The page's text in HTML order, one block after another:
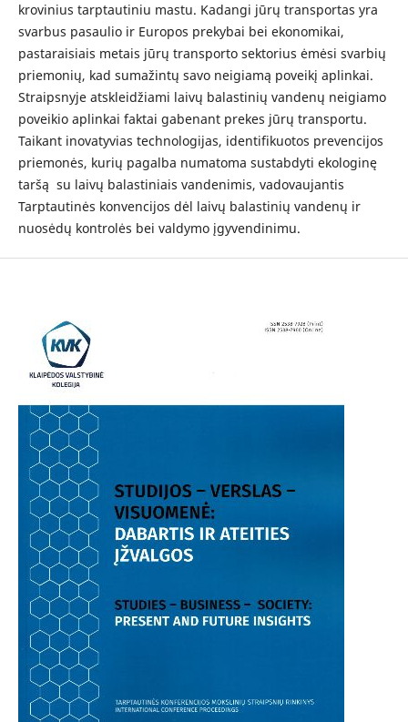
krovinius tarptautiniu mastu. Kadangi jūrų transportas yra
svarbus pasaulio ir Europos prekybai bei ekonomikai,
pastaraisiais metais jūrų transporto sektorius ėmėsi svarbių
priemonių, kad sumažintų savo neigiamą poveikį aplinkai.
Straipsnyje atskleidžiami laivų balastinių vandenų neigiamo
poveikio aplinkai faktai gabenant prekes jūrų transportu.
Taikant inovatyvias technologijas, identifikuotos prevencijos
priemonės, kurių pagalba numatoma sustabdyti ekologinę
taršą su laivų balastiniais vandenimis, vadovaujantis
Tarptautinės konvencijos dėl laivų balastinių vandenų ir
nuosėdų kontrolės bei valdymo įgyvendinimu.